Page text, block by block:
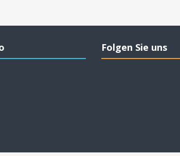
Folgen Sie uns